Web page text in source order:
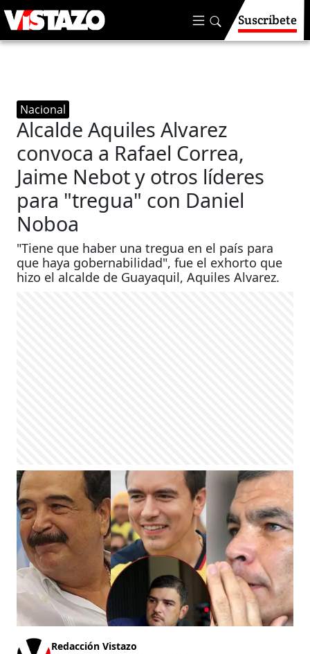
Suscríbete
Nacional
Alcalde Aquiles Alvarez
convoca a Rafael Correa,
Jaime Nebot y otros líderes
para "tregua" con Daniel
Noboa
"Tiene que haber una tregua en el país para
que haya gobernabilidad", fue el exhorto que
hizo el alcalde de Guayaquil, Aquiles Alvarez.
Redacción Vistazo